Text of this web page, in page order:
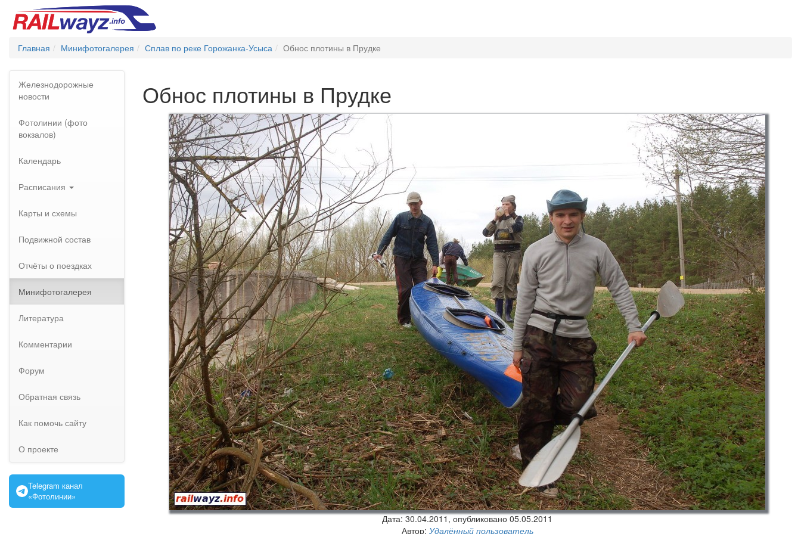
Главная Минифотогалерея Сплав по реке Горожанка-Усыса Обнос плотины в Прудке
Железнодорожные
новости
Фотолинии (фото
вокзалов)
Календарь
Расписания
Карты и схемы
Подвижной состав
Отчёты о поездках
Минифотогалерея
Литература
Комментарии
Форум
Обратная связь
Как помочь сайту
О проекте
Telegram канал
«Фотолинии»
Обнос плотины в Прудке
Дата:30.04.2011, опубликовано 05.05.2011
Автор: Удалённый пользователь